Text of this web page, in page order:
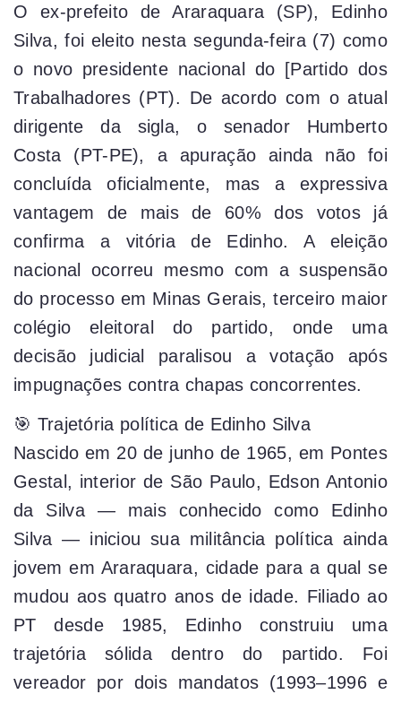
O ex-prefeito de Araraquara (SP), Edinho
Silva, foi eleito nesta segunda-feira (7) como
o novo presidente nacional do [Partido dos
Trabalhadores (PT). De acordo com o atual
dirigente da sigla, o senador Humberto
Costa (PT-PE), a apuração ainda não foi
concluída oficialmente, mas a expressiva
vantagem de mais de 60% dos votos já
confirma a vitória de Edinho. A eleição
nacional ocorreu mesmo com a suspensão
do processo em Minas Gerais, terceiro maior
colégio eleitoral do partido, onde uma
decisão judicial paralisou a votação após
impugnações contra chapas concorrentes.
🎯 Trajetória política de Edinho Silva
Nascido em 20 de junho de 1965, em Pontes
Gestal, interior de São Paulo, Edson Antonio
da Silva — mais conhecido como Edinho
Silva — iniciou sua militância política ainda
jovem em Araraquara, cidade para a qual se
mudou aos quatro anos de idade. Filiado ao
PT desde 1985, Edinho construiu uma
trajetória sólida dentro do partido. Foi
vereador por dois mandatos (1993–1996 e